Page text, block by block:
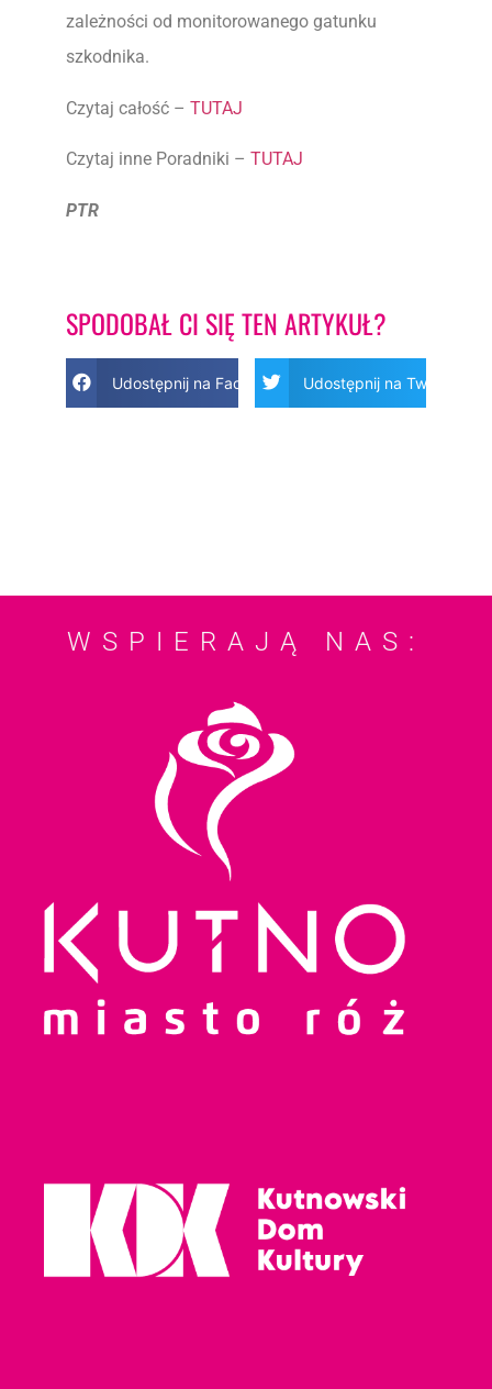
zależności od monitorowanego gatunku
szkodnika.
Czytaj całość – TUTAJ
Czytaj inne Poradniki – TUTAJ
PTR
SPODOBAŁ CI SIĘ TEN ARTYKUŁ?
Udostępnij na Facebook Udostępnij na Twitter
WSPIERAJĄ NAS: